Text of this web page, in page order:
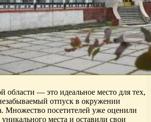
области — это идеальное место для тех,
отпуск в окружении
Множество посетителей уже оценили
места и оставили свои